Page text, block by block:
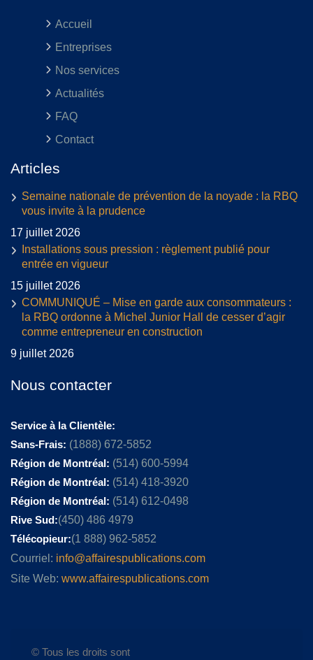
Accueil
Entreprises
Nos services
Actualités
FAQ
Contact
Articles
Semaine nationale de prévention de la noyade : la RBQ
vous invite à la prudence
17 juillet 2026
Installations sous pression : règlement publié pour
entrée en vigueur
15 juillet 2026
COMMUNIQUÉ – Mise en garde aux consommateurs :
la RBQ ordonne à Michel Junior Hall de cesser d’agir
comme entrepreneur en construction
9 juillet 2026
Nous contacter
Service à la Clientèle:
Sans-Frais: (1888) 672-5852
Région de Montréal: (514) 600-5994
Région de Montréal: (514) 418-3920
Région de Montréal: (514) 612-0498
Rive Sud:(450) 486 4979
Télécopieur:(1 888) 962-5852
Courriel: info@affairespublications.com
Site Web: www.affairespublications.com
© Tous les droits sont